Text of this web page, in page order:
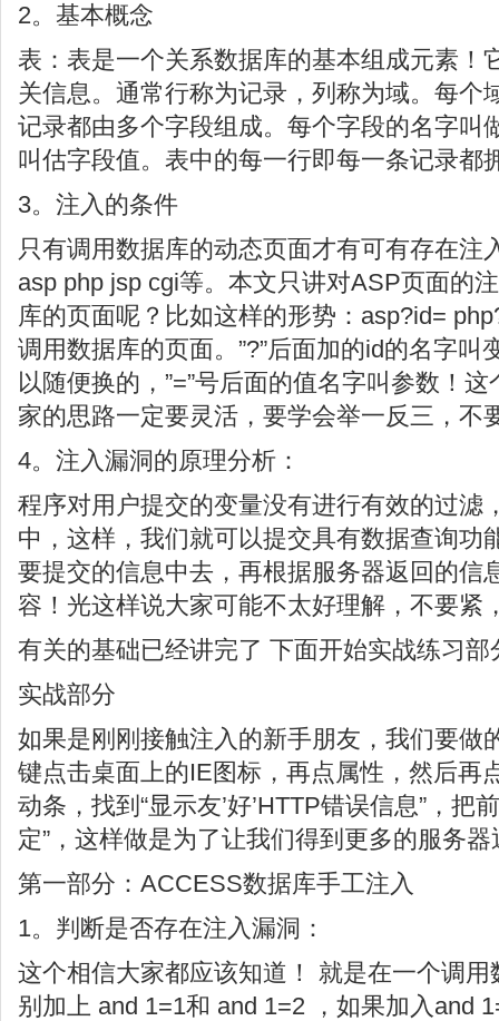
2。基本概念
表：表是一个关系数据库的基本组成元素！
关信息。通常行称为记录，列称为域。每个
记录都由多个字段组成。每个字段的名字叫
叫估字段值。表中的每一行即每一条记录都
3。注入的条件
只有调用数据库的动态页面才有可有存在注
asp php jsp cgi等。本文只讲对ASP页面的
库的页面呢？比如这样的形势：asp?id=
调用数据库的页面。”?”后面加的id的名字叫
以随便换的，”=”号后面的值名字叫参数！
家的思路一定要灵活，要学会举一反三，不
4。注入漏洞的原理分析：
程序对用户提交的变量没有进行有效的过滤
中，这样，我们就可以提交具有数据查询功
要提交的信息中去，再根据服务器返回的信
容！光这样说大家可能不太好理解，不要紧
有关的基础已经讲完了 下面开始实战练习部
实战部分
如果是刚刚接触注入的新手朋友，我们要做
键点击桌面上的IE图标，再点属性，然后再
动条，找到“显示友’好’HTTP错误信息”，把
定”，这样做是为了让我们得到更多的服务
第一部分：ACCESS数据库手工注入
1。判断是否存在注入漏洞：
这个相信大家都应该知道！ 就是在一个调
别加上 and 1=1和 and 1=2 ，如果加入and